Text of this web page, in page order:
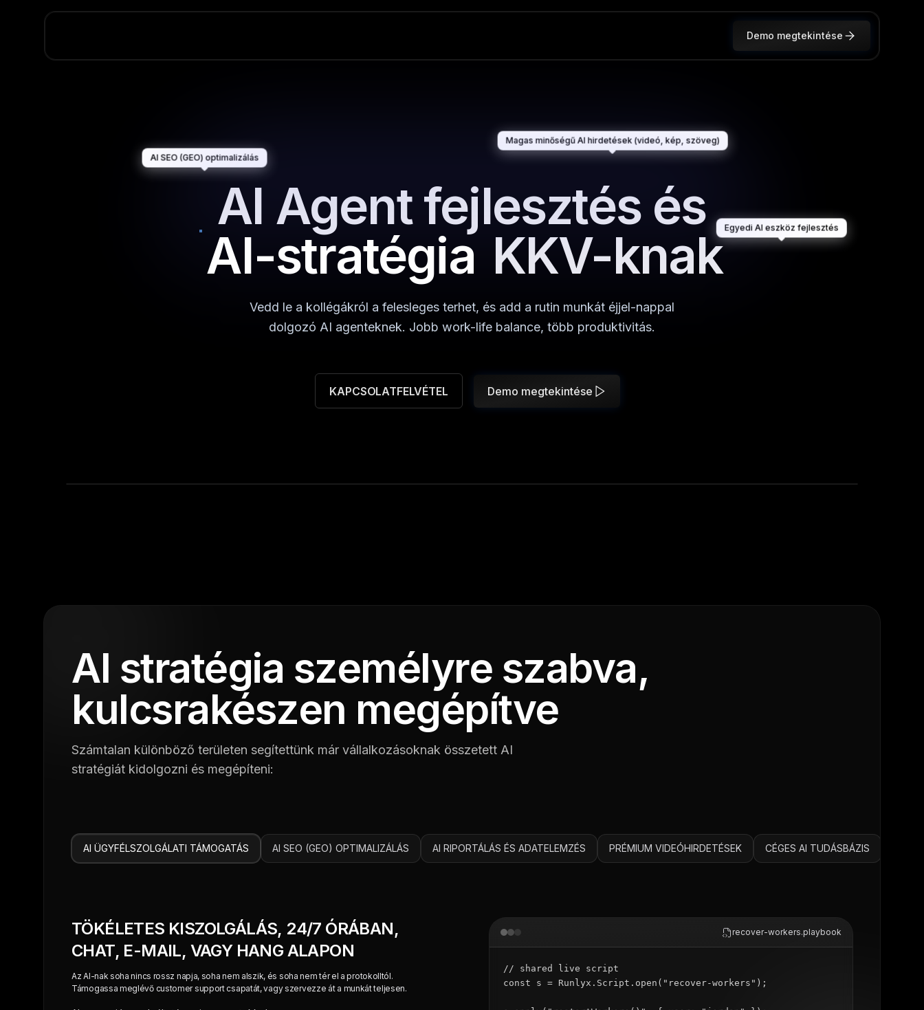
Demo megtekintése
Magas minőségű AI hirdetések (videó, kép, szöveg)
Egyedi AI eszköz fejlesztés
AI SEO (GEO) optimalizálás
AI Agent fejlesztés és
AI-stratégia KKV-knak
Vedd le a kollégákról a felesleges terhet, és add a rutin munkát éjjel-nappal
dolgozó AI agenteknek. Jobb work-life balance, több produktivitás.
KAPCSOLATFELVÉTEL Demo megtekintése
AI stratégia személyre szabva,
kulcsrakészen megépítve
Számtalan különböző területen segítettünk már vállalkozásoknak összetett AI
stratégiát kidolgozni és megépíteni:
AI ÜGYFÉLSZOLGÁLATI TÁMOGATÁS AI SEO (GEO) OPTIMALIZÁLÁS AI RIPORTÁLÁS ÉS ADATELEMZÉS PRÉMIUM VIDEÓHIRDETÉSEK CÉGES AI TUDÁSBÁZIS
TÖKÉLETES KISZOLGÁLÁS, 24/7 ÓRÁBAN,
CHAT, E-MAIL, VAGY HANG ALAPON
Az AI-nak soha nincs rossz napja, soha nem alszik, és soha nem tér el a protokolltól.
Támogassa meglévő customer support csapatát, vagy szervezze át a munkát teljesen.
recover-workers.playbook
// shared live script
const s = Runlyx.Script.open("recover-workers");